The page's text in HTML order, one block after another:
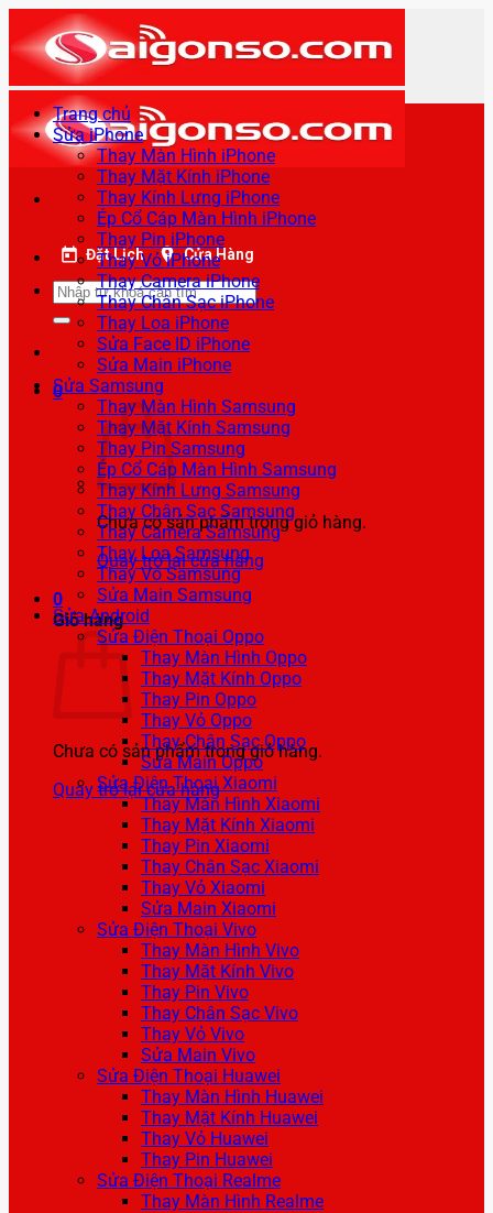
qua
nội
dung
Đặt Lịch Cửa Hàng
Tìm
kiếm:
0
Chưa có sản phẩm trong giỏ hàng.
Quay trở lại cửa hàng
0
Giỏ hàng
Chưa có sản phẩm trong giỏ hàng.
Quay trở lại cửa hàng
Trang chủ
Sửa iPhone
Thay Màn Hình iPhone
Thay Mặt Kính iPhone
Thay Kính Lưng iPhone
Ép Cổ Cáp Màn Hình iPhone
Thay Pin iPhone
Thay Vỏ iPhone
Thay Camera iPhone
Thay Chân Sạc iPhone
Thay Loa iPhone
Sửa Face ID iPhone
Sửa Main iPhone
Sửa Samsung
Thay Màn Hình Samsung
Thay Mặt Kính Samsung
Thay Pin Samsung
Ép Cổ Cáp Màn Hình Samsung
Thay Kính Lưng Samsung
Thay Chân Sạc Samsung
Thay Camera Samsung
Thay Loa Samsung
Thay Vỏ Samsung
Sửa Main Samsung
Sửa Android
Sửa Điện Thoại Oppo
Thay Màn Hình Oppo
Thay Mặt Kính Oppo
Thay Pin Oppo
Thay Vỏ Oppo
Thay Chân Sạc Oppo
Sửa Main Oppo
Sửa Điện Thoại Xiaomi
Thay Màn Hình Xiaomi
Thay Mặt Kính Xiaomi
Thay Pin Xiaomi
Thay Chân Sạc Xiaomi
Thay Vỏ Xiaomi
Sửa Main Xiaomi
Sửa Điện Thoại Vivo
Thay Màn Hình Vivo
Thay Mặt Kính Vivo
Thay Pin Vivo
Thay Chân Sạc Vivo
Thay Vỏ Vivo
Sửa Main Vivo
Sửa Điện Thoại Huawei
Thay Màn Hình Huawei
Thay Mặt Kính Huawei
Thay Vỏ Huawei
Thay Pin Huawei
Sửa Điện Thoại Realme
Thay Màn Hình Realme